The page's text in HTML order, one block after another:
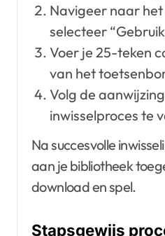
Navigeer naar
selecteer
Voer je 25-teken
van het
Volg de
inwisselproces te
Na succesvolle
aan je bibliotheek
download en spel.
Stapsgewijs